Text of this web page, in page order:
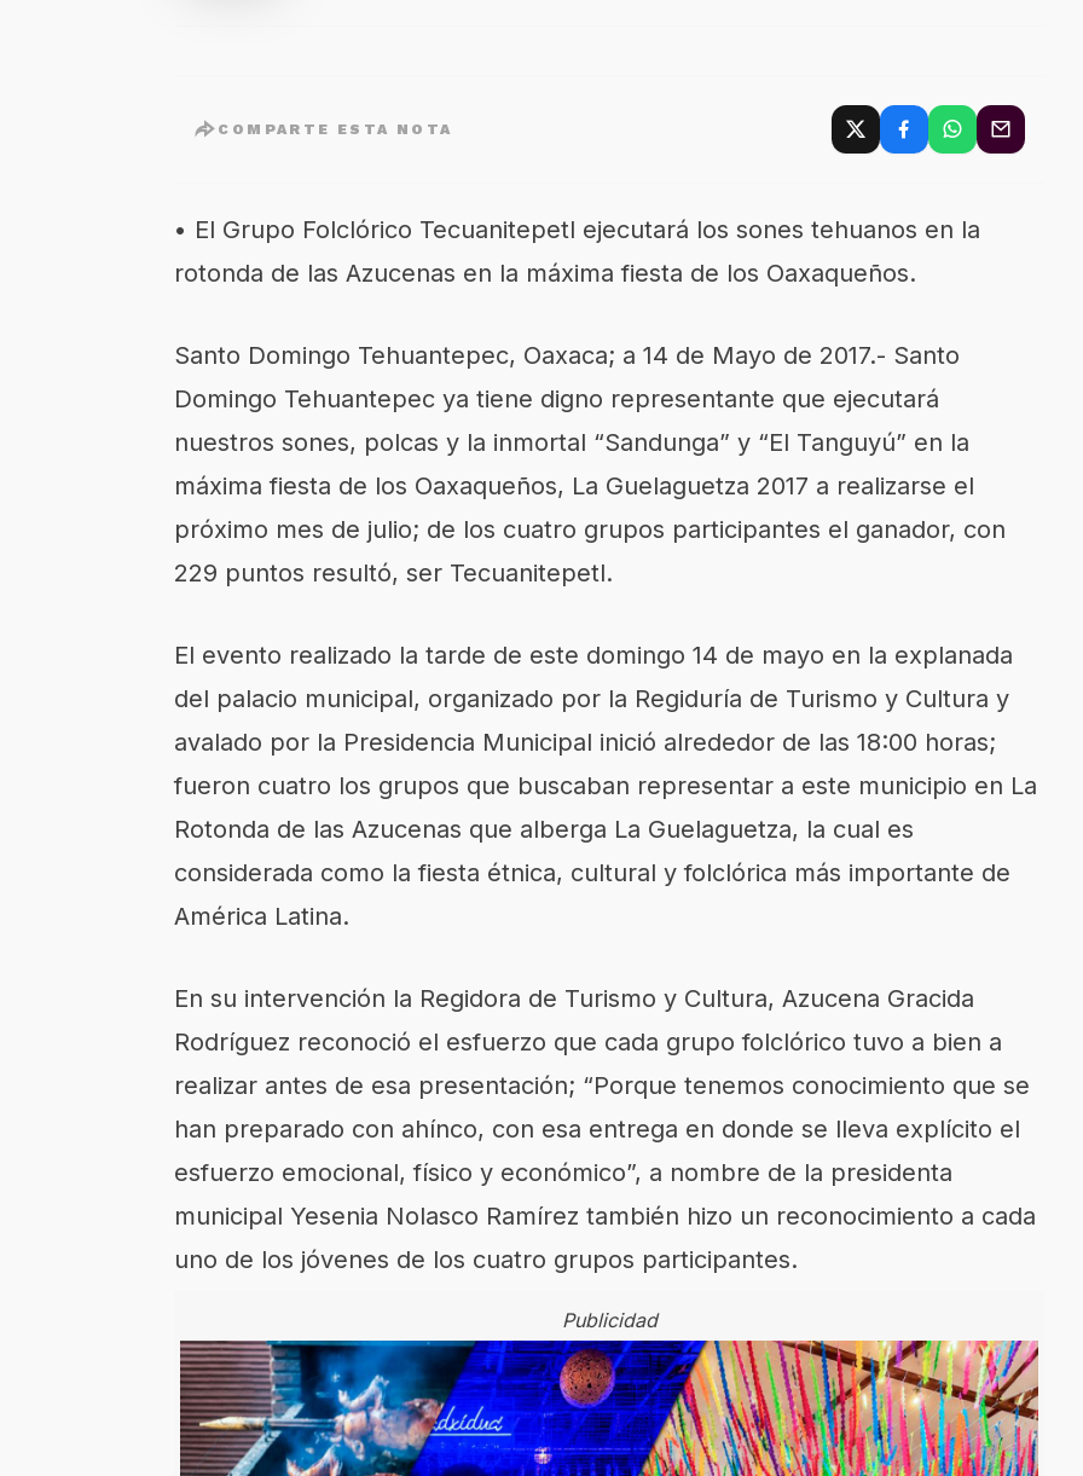
COMPARTE ESTA NOTA
• El Grupo Folclórico Tecuanitepetl ejecutará los sones tehuanos en la
rotonda de las Azucenas en la máxima fiesta de los Oaxaqueños.
Santo Domingo Tehuantepec, Oaxaca; a 14 de Mayo de 2017.- Santo
Domingo Tehuantepec ya tiene digno representante que ejecutará
nuestros sones, polcas y la inmortal “Sandunga” y “El Tanguyú” en la
máxima fiesta de los Oaxaqueños, La Guelaguetza 2017 a realizarse el
próximo mes de julio; de los cuatro grupos participantes el ganador, con
229 puntos resultó, ser Tecuanitepetl.
El evento realizado la tarde de este domingo 14 de mayo en la explanada
del palacio municipal, organizado por la Regiduría de Turismo y Cultura y
avalado por la Presidencia Municipal inició alrededor de las 18:00 horas;
fueron cuatro los grupos que buscaban representar a este municipio en La
Rotonda de las Azucenas que alberga La Guelaguetza, la cual es
considerada como la fiesta étnica, cultural y folclórica más importante de
América Latina.
En su intervención la Regidora de Turismo y Cultura, Azucena Gracida
Rodríguez reconoció el esfuerzo que cada grupo folclórico tuvo a bien a
realizar antes de esa presentación; “Porque tenemos conocimiento que se
han preparado con ahínco, con esa entrega en donde se lleva explícito el
esfuerzo emocional, físico y económico”, a nombre de la presidenta
municipal Yesenia Nolasco Ramírez también hizo un reconocimiento a cada
uno de los jóvenes de los cuatro grupos participantes.
Publicidad